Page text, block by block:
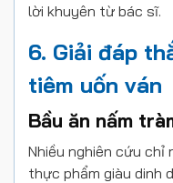
lời khuyên từ bác sĩ.
6. Giải đáp
tiêm uốn ván
Bầu ăn nấm
Nhiều nghiên cứu chỉ
thực phẩm giàu dinh